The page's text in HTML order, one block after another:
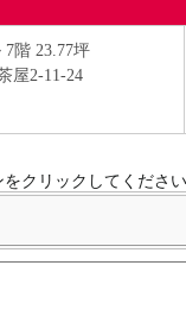
階 23.77坪
屋2-11-24
クリックしてくださ